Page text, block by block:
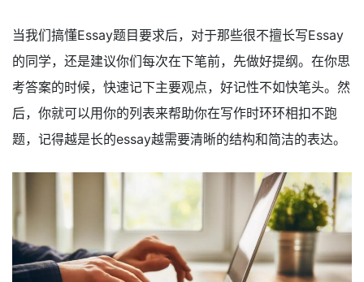
当我们搞懂Essay题目要求后，对于那些很不擅长写Essay
的同学，还是建议你们每次在下笔前，先做好提纲。在你思
考答案的时候，快速记下主要观点，好记性不如快笔头。然
后，你就可以用你的列表来帮助你在写作时环环相扣不跑
题，记得越是长的essay越需要清晰的结构和简洁的表达。